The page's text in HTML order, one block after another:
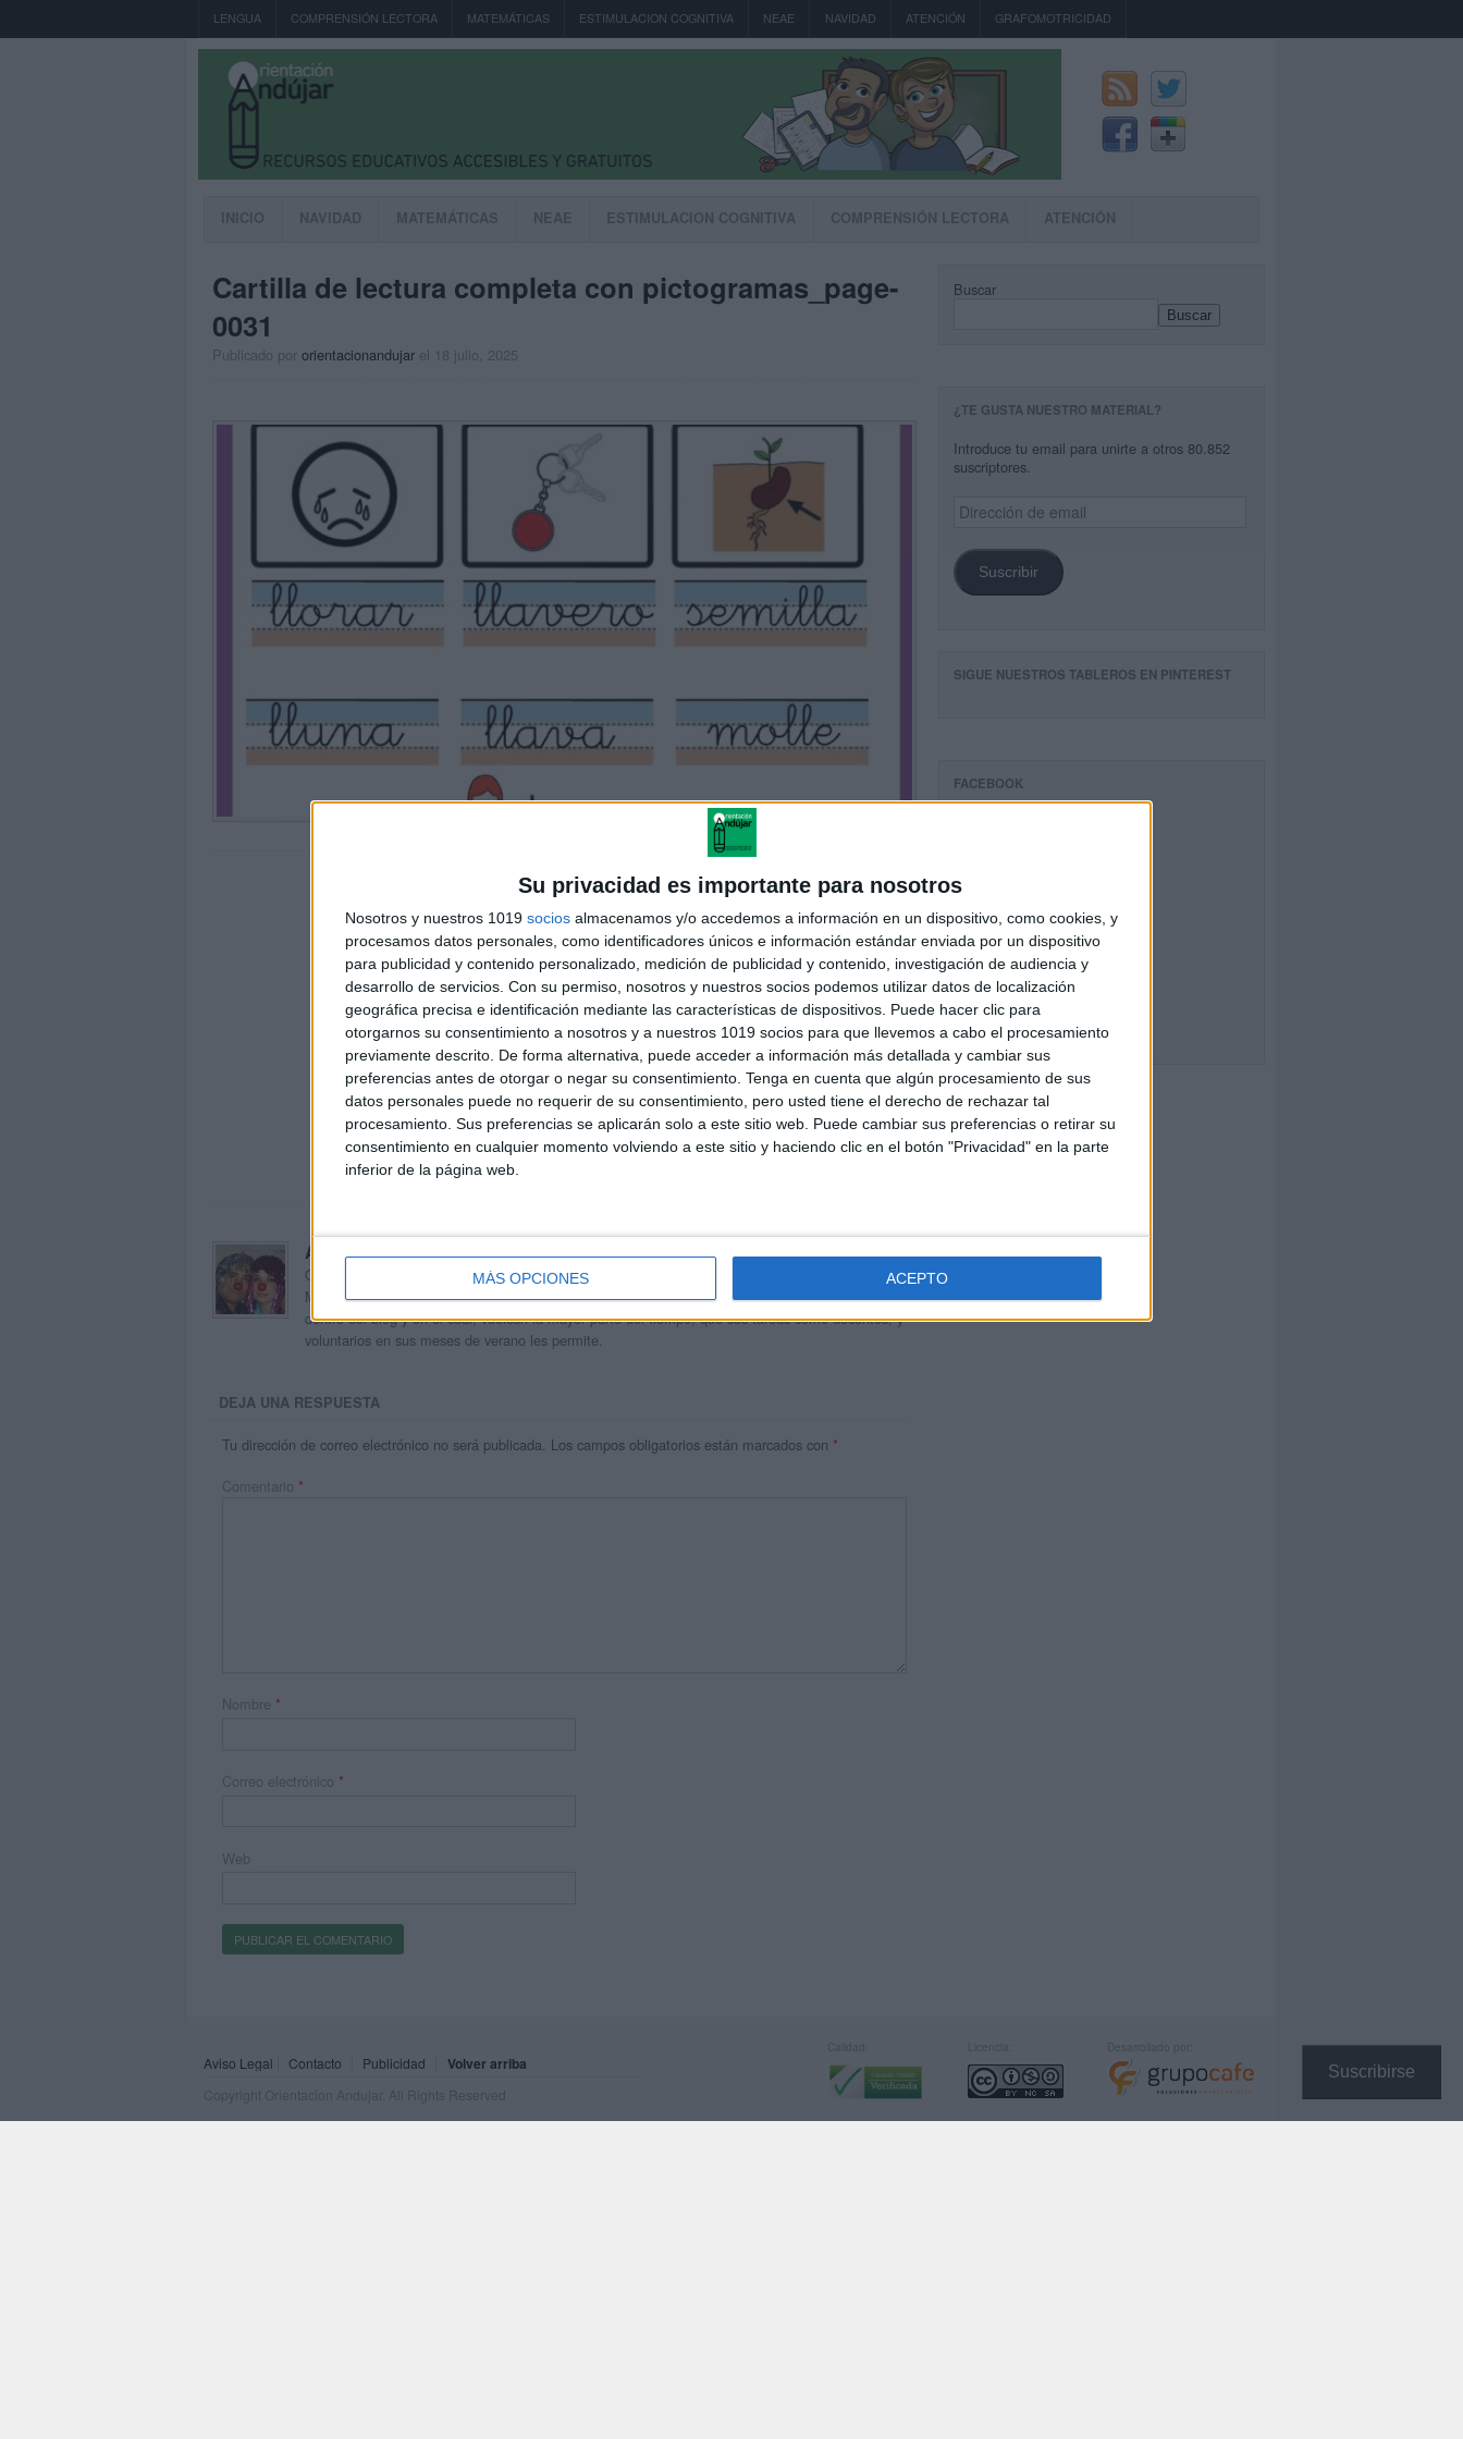
Su privacidad es importante para nosotros
Nosotros y nuestros 1019 socios almacenamos y/o accedemos a información en un dispositivo, como cookies, y
procesamos datos personales, como identificadores únicos e información estándar enviada por un dispositivo
para publicidad y contenido personalizado, medición de publicidad y contenido, investigación de audiencia y
desarrollo de servicios. Con su permiso, nosotros y nuestros socios podemos utilizar datos de localización
geográfica precisa e identificación mediante las características de dispositivos. Puede hacer clic para
otorgarnos su consentimiento a nosotros y a nuestros 1019 socios para que llevemos a cabo el procesamiento
previamente descrito. De forma alternativa, puede acceder a información más detallada y cambiar sus
preferencias antes de otorgar o negar su consentimiento. Tenga en cuenta que algún procesamiento de sus
datos personales puede no requerir de su consentimiento, pero usted tiene el derecho de rechazar tal
procesamiento. Sus preferencias se aplicarán solo a este sitio web. Puede cambiar sus preferencias o retirar su
consentimiento en cualquier momento volviendo a este sitio y haciendo clic en el botón "Privacidad" en la parte
inferior de la página web.
MÁS OPCIONES ACEPTO
Suscribirse
LENGUA COMPRENSIÓN LECTORA MATEMÁTICAS ESTIMULACION COGNITIVA NEAE NAVIDAD ATENCIÓN GRAFOMOTRICIDAD
INICIO NAVIDAD MATEMÁTICAS NEAE ESTIMULACION COGNITIVA COMPRENSIÓN LECTORA ATENCIÓN
Cartilla de lectura completa con pictogramas_page-
0031
Publicado por orientacionandujar el 18 julio, 2025
Acerca de orientacionandujar
Orientación Andújar no es solo un blog, es la apuesta personal de dos profesores Ginés y
Maribel, que además de ser pareja, son los encargados de los contenidos que encontramos
dentro del blog y en el cual, vuelcan la mayor parte del tiempo, que sus tareas como docentes, y
voluntarios en sus meses de verano les permite.
DEJA UNA RESPUESTA
Tu dirección de correo electrónico no será publicada. Los campos obligatorios están marcados con *
Comentario *
Nombre *
Correo electrónico *
Web
Buscar
Buscar
¿TE GUSTA NUESTRO MATERIAL?
Introduce tu email para unirte a otros 80.852
suscriptores.
Dirección
de
Suscribir
SIGUE NUESTROS TABLEROS EN PINTEREST
FACEBOOK
Aviso Legal Contacto Publicidad Volver arriba